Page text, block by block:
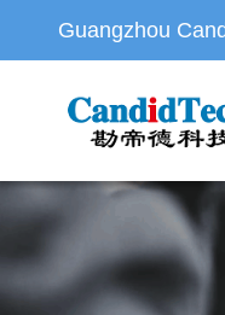
Guangzhou